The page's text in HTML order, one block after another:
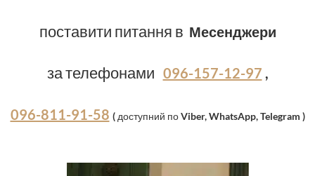
поставити питання в Месенджери
за телефонами 096-157-12-97 ,
096-811-91-58 ( доступний поViber, WhatsApp, Telegram )